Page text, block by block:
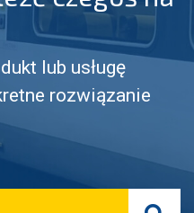
lub usługę
rozwiązanie